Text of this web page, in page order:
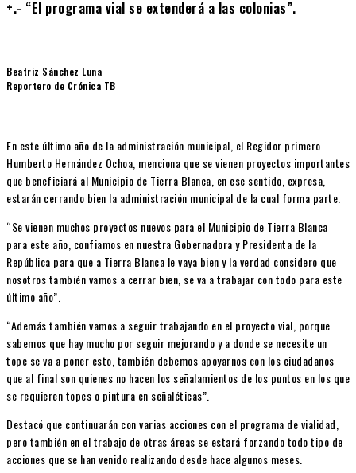
+.- “El programa vial se extenderá a las colonias”.
Beatriz Sánchez Luna
Reportero de Crónica TB
En este último año de la administración municipal, el Regidor primero
Humberto Hernández Ochoa, menciona que se vienen proyectos importantes
que beneficiará al Municipio de Tierra Blanca, en ese sentido, expresa,
estarán cerrando bien la administración municipal de la cual forma parte.
“Se vienen muchos proyectos nuevos para el Municipio de Tierra Blanca
para este año, confiamos en nuestra Gobernadora y Presidenta de la
República para que a Tierra Blanca le vaya bien y la verdad considero que
nosotros también vamos a cerrar bien, se va a trabajar con todo para este
último año”.
“Además también vamos a seguir trabajando en el proyecto vial, porque
sabemos que hay mucho por seguir mejorando y a donde se necesite un
tope se va a poner esto, también debemos apoyarnos con los ciudadanos
que al final son quienes no hacen los señalamientos de los puntos en los que
se requieren topes o pintura en señaléticas”.
Destacó que continuarán con varias acciones con el programa de vialidad,
pero también en el trabajo de otras áreas se estará forzando todo tipo de
acciones que se han venido realizando desde hace algunos meses.